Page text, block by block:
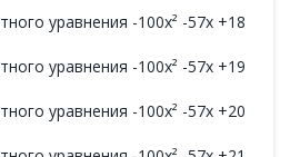
уравнения -100x² -57x +18
уравнения -100x² -57x +19
уравнения -100x² -57x +20